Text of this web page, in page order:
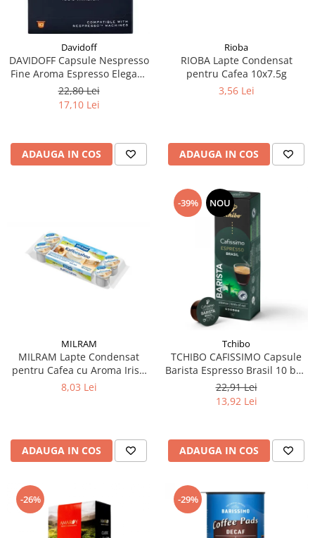
Davidoff
DAVIDOFF Capsule Nespresso
Fine Aroma Espresso Elegant
& Fragrant 10x5.5g
22,80 Lei
17,10 Lei
ADAUGA IN COS
Rioba
RIOBA Lapte Condensat
pentru Cafea 10x7.5g
3,56 Lei
ADAUGA IN COS
MILRAM
MILRAM Lapte Condensat
pentru Cafea cu Aroma Irish
Cream 10x14g
8,03 Lei
ADAUGA IN COS
-39% NOU
Tchibo
TCHIBO CAFISSIMO Capsule
Barista Espresso Brasil 10 buc
80g (27.10.2026)
22,91 Lei
13,92 Lei
ADAUGA IN COS
-26% -29%